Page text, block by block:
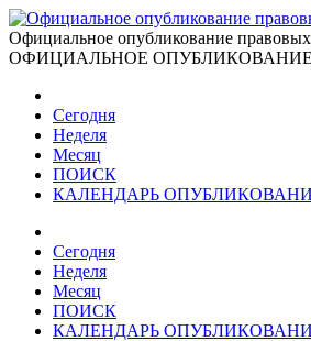
Официальное опубликование правовых
ОФИЦИАЛЬНОЕ ОПУБЛИКОВАНИЕ
Сегодня
Неделя
Месяц
ПОИСК
КАЛЕНДАРЬ
Сегодня
Неделя
Месяц
ПОИСК
КАЛЕНДАРЬ